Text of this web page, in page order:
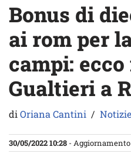
Bonus di
ai rom per
campi:
Gualtieri a
diOriana Cantini Notizie
30/05/2022 10:28 - Aggiornamento